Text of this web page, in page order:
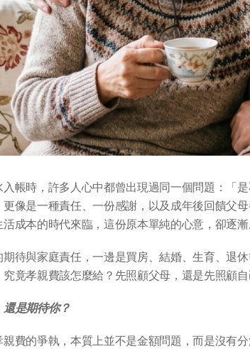
帳時，許多人心中都曾出現過同一個問題：「
像是一種責任、一份感謝，以及成年後回饋父
成本的時代來臨，這份原本單純的心意，卻逐漸
待與家庭責任，一邊是買房、結婚、生育、退
竟孝親費該怎麼給？先照顧父母，還是先照顧
是期待你？
費的爭執，本質上並不是金額問題，而是沒有